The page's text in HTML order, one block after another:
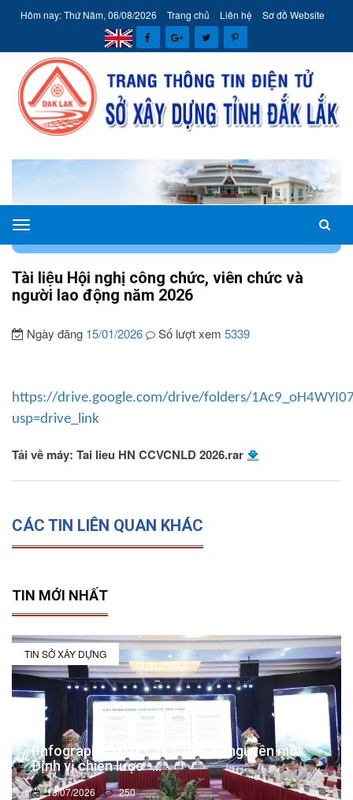
Hôm nay: Thứ Năm, 06/08/2026 Trang chủ Liên hệ Sơ đồ Website
Sở
Xây
dựng
tỉnh
Đắk
Lắk
Tài liệu Hội nghị công chức, viên chức và
người lao động năm 2026
Ngày đăng 15/01/2026 Số lượt xem 5339
https://drive.google.com/drive/folders/
usp=drive_link
Tải về máy: Tai lieu HN CCVCNLD 2026.rar
CÁC TIN LIÊN QUAN KHÁC
TIN MỚI NHẤT
TIN SỞ XÂY DỰNG
(Infographic) Đắk Lắk trong kỷ nguyên mới:
Định vị chiến lược -...
13/07/2026 250